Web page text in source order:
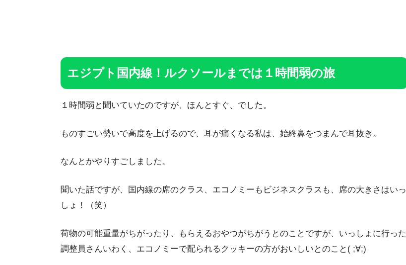
エジプト国内線！ルクソールまでは１時間弱の旅
１時間弱と聞いていたのですが、ほんとすぐ、でした。
ものすごい勢いで高度を上げるので、耳が痛くなる私は、始終鼻をつまんで耳抜き。
なんとかやりすごしました。
聞いた話ですが、国内線の席のクラス、エコノミーもビジネスクラスも、席の大きさはいっ
しょ！（笑）
荷物の可能重量がちがったり、もらえるおやつがちがうとのことですが、いっしょに行った
調整員さんいわく、エコノミーで配られるクッキーの方がおいしいとのこと( ;∀;)